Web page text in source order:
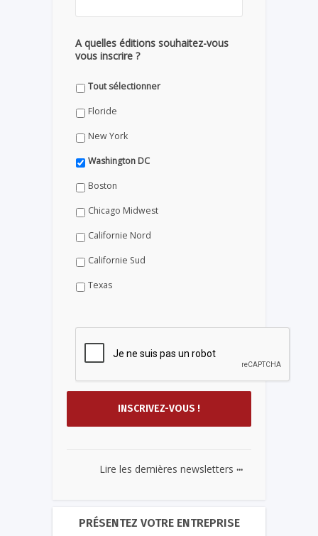
A quelles éditions souhaitez-vous
vous inscrire ?
Tout sélectionner
Floride
New York
Washington DC
Boston
Chicago Midwest
Californie Nord
Californie Sud
Texas
Lire les dernières newsletters ...
PRÉSENTEZ VOTRE ENTREPRISE